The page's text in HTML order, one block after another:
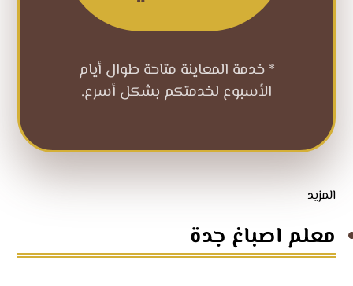
* خدمة المعاينة متاحة طوال أيام
الأسبوع لخدمتكم بشكل أسرع.
المزيد
معلم اصباغ جدة